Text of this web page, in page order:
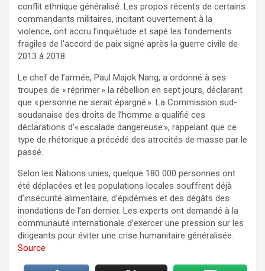
conflit ethnique généralisé. Les propos récents de certains
commandants militaires, incitant ouvertement à la
violence, ont accru l’inquiétude et sapé les fondements
fragiles de l’accord de paix signé après la guerre civile de
2013 à 2018.
Le chef de l’armée, Paul Majok Nang, a ordonné à ses
troupes de « réprimer » la rébellion en sept jours, déclarant
que « personne ne serait épargné ». La Commission sud-
soudanaise des droits de l’homme a qualifié ces
déclarations d’« escalade dangereuse », rappelant que ce
type de rhétorique a précédé des atrocités de masse par le
passé.
Selon les Nations unies, quelque 180 000 personnes ont
été déplacées et les populations locales souffrent déjà
d’insécurité alimentaire, d’épidémies et des dégâts des
inondations de l’an dernier. Les experts ont demandé à la
communauté internationale d’exercer une pression sur les
dirigeants pour éviter une crise humanitaire généralisée.
Source